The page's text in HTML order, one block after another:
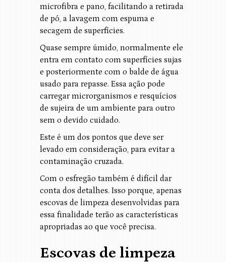
microfibra e pano, facilitando a retirada
de pó, a lavagem com espuma e
secagem de superfícies.
Quase sempre úmido, normalmente ele
entra em contato com superfícies sujas
e posteriormente com o balde de água
usado para repasse. Essa ação pode
carregar microrganismos e resquícios
de sujeira de um ambiente para outro
sem o devido cuidado.
Este é um dos pontos que deve ser
levado em consideração, para evitar a
contaminação cruzada.
Com o esfregão também é difícil dar
conta dos detalhes. Isso porque, apenas
escovas de limpeza desenvolvidas para
essa finalidade terão as características
apropriadas ao que você precisa.
Escovas de limpeza